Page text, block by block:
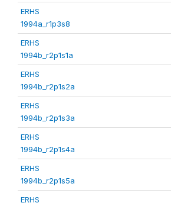
ERHS
1994a_r1p3s8
ERHS
1994b_r2p1s1a
ERHS
1994b_r2p1s2a
ERHS
1994b_r2p1s3a
ERHS
1994b_r2p1s4a
ERHS
1994b_r2p1s5a
ERHS